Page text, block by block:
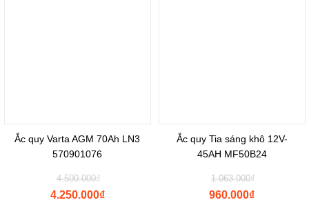
Ắc quy Varta AGM 70Ah LN3
570901076
₫
4.500.000
price
₫
4.250.000
Ắc quy Tia sáng khô 12V-
45AH MF50B24
₫
1.063.000
₫
960.000